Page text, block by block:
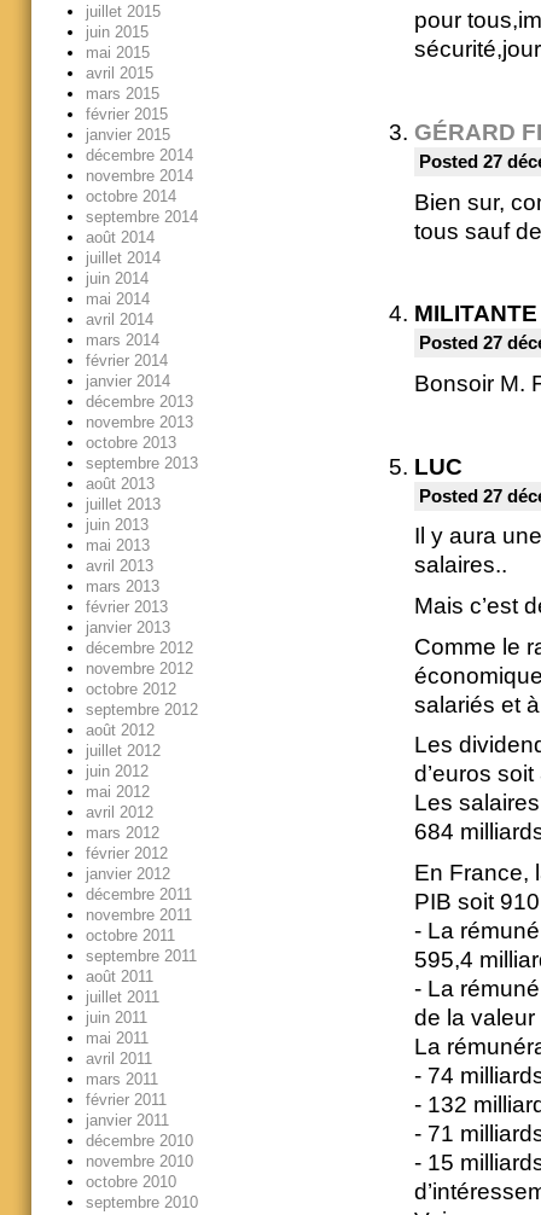
pour
GÉRARD
Posted 27
Bien sur,
tous sauf
Posted 27
Bonsoir M.
LUC
Posted 27
Il y aura
salaires..
Mais c’est
Comme le
salariés et
Les
d’euros
Les
684
En France,
PIB soit
- La
595,4
- La
de la valeur
La
- 74
- 132
- 71
- 15
juillet 2015
juin 2015
mai 2015
avril 2015
mars 2015
février 2015
janvier 2015
décembre 2014
novembre 2014
octobre 2014
septembre 2014
août 2014
juillet 2014
juin 2014
mai 2014
avril 2014
mars 2014
février 2014
janvier 2014
décembre 2013
novembre 2013
octobre 2013
septembre 2013
août 2013
juillet 2013
juin 2013
mai 2013
avril 2013
mars 2013
février 2013
janvier 2013
décembre 2012
novembre 2012
octobre 2012
septembre 2012
août 2012
juillet 2012
juin 2012
mai 2012
avril 2012
mars 2012
février 2012
janvier 2012
décembre 2011
novembre 2011
octobre 2011
septembre 2011
août 2011
juillet 2011
juin 2011
mai 2011
avril 2011
mars 2011
février 2011
janvier 2011
décembre 2010
novembre 2010
octobre 2010
septembre 2010